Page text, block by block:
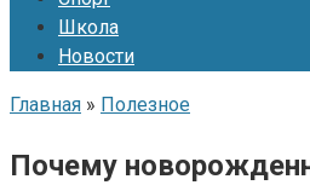
Школа
Новости
Главная » Полезное
Почему